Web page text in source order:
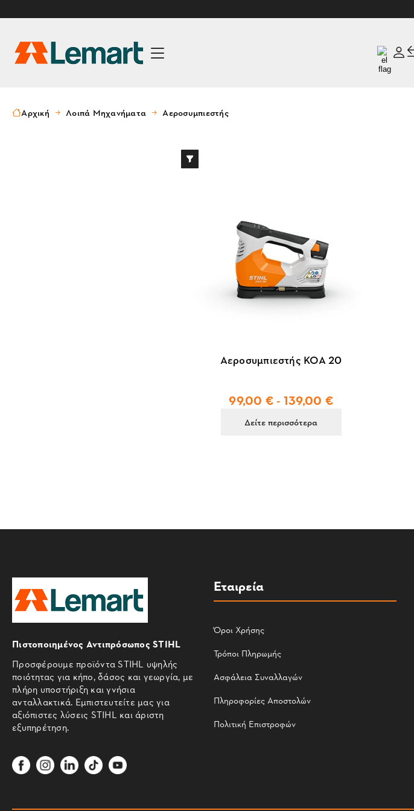
Αρχική Λοιπά Μηχανήματα Αεροσυμπιεστής
Αεροσυμπιεστής KOA 20
99,00 € - 139,00 €
Δείτε περισσότερα
Πιστοποιημένος Αντιπρόσωπος STIHL
Προσφέρουμε προϊόντα STIHL υψηλής
ποιότητας για κήπο, δάσος και γεωργία, με
πλήρη υποστήριξη και γνήσια
ανταλλακτικά. Εμπιστευτείτε μας για
αξιόπιστες λύσεις STIHL και άριστη
εξυπηρέτηση.
Εταιρεία
Όροι Χρήσης
Τρόποι Πληρωμής
Ασφάλεια Συναλλαγών
Πληροφορίες Αποστολών
Πολιτική Επιστροφών